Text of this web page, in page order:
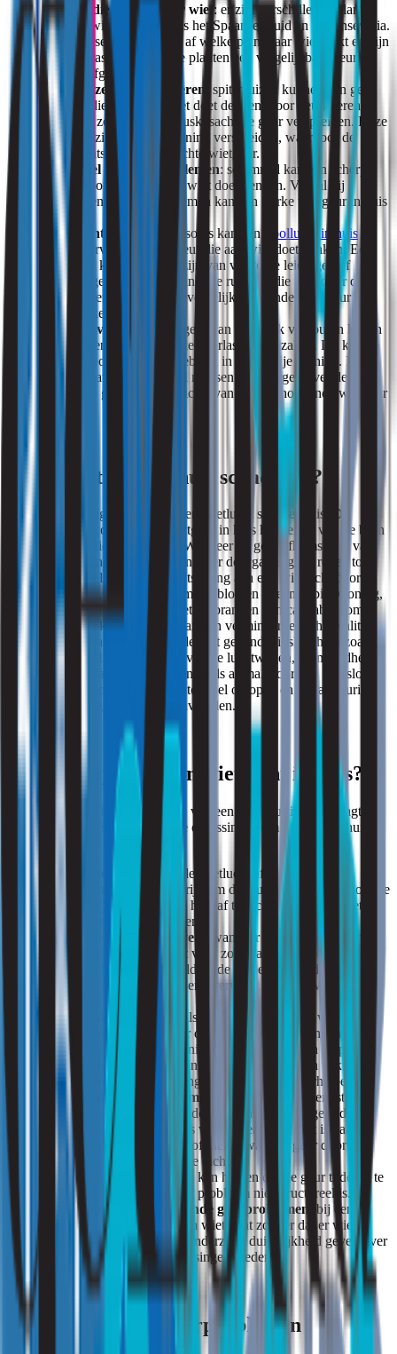
Planten die ruiken naar wiet: er zijn verschillende planten
die naar wiet ruiken, zoals het Spaanse kruid en de sanseveria.
Veel mensen vragen zich af welke plant naar wiet ruikt en zijn
vaak verrast dat meerdere planten een vergelijkbare geur
kunnen afgeven.
Spitsmuizen en geurklieren
: spitsmuizen kunnen een geur
afgeven die soms aan wiet doet denken, door geurklieren
waarmee ze een sterke muskusachtige geur verspreiden. Deze
geur kan zich door de woning verspreiden, waardoor de
indruk ontstaat van een echte wietgeur.
Schimmel en vochtproblemen: schimmel kan een scherpe
geur veroorzaken die aan wiet doet denken. Vooral bij
aanhoudende vochtproblemen kan een sterke wietgeur in huis
ontstaan.
Rioollucht en wietgeur
: soms kan een
rioollucht in huis
worden ervaren als een geur die aan wiet doet denken. Een
rioollucht kan afkomstig zijn van verstopte leidingen of
gebrekkige ventilatie in sanitaire ruimtes, die zich door de
woning verspreidt en een vergelijkbare hinderlijke geur kan
veroorzaken.
Overlast van buren
: de geur van wietrook van buren kan in
appartementen aanzienlijke overlast veroorzaken. Dit kan
komen door regelmatig gebruik in een nabije woning. In
zulke situaties maken veel mensen zich zorgen over de
mogelijke gezondheidsrisico’s van een aanhoudende wietgeur
Is een wietlucht in huis schadelijk?
Veel mensen vragen zich af of een wietlucht schadelijk is. De
gezondheidsrisico’s van een wietgeur in huis hangen af van de bron
en de concentratie van de geur. Wanneer de geur afkomstig is van
natuurlijke bronnen zoals planten, is er doorgaans geen reden tot
zorg. Echter, bij langdurige blootstelling aan een wietlucht door
cannabisgebruik, zoals bij regelmatig blowen in een nabije woning,
speelt ook fijnstof een rol. Bij het verbranden van cannabis komt
fijnstof vrij, wat kan bijdragen aan een verminderde luchtkwaliteit.
In sommige gevallen kan dit leiden tot gezondheidsklachten zoals
hoofdpijn, duizeligheid, irritatie van de luchtwegen, vermoeidheid
en verergering van aandoeningen zoals astma. Vooral in afgesloten
ruimtes kan de concentratie fijnstof snel oplopen en bij langdurige
blootstelling de gezondheid beïnvloeden.
Hoe verwijder je een wietlucht in huis?
De aanpak voor het verwijderen van een wietgeur in huis hangt af
van de oorzaak. Hier zijn enkele oplossingen om de geur uit huis te
: als de wietlucht afkomstig is van
spitsmuizen, is het belangrijk om de muizen te weren door alle
kleine gaatjes en kieren in huis af te dichten, zodat ze niet
meer binnen kunnen komen.
Chemische reactie met verf
: wanneer de geur voortkomt uit
een chemische reactie met verf, zorg dan voor goede
ventilatie. Mocht dit onvoldoende helpen, neem dan contact
op met de verfleverancier en overweeg een nieuwe dekkende
laag aan te brengen.
Rioollucht aanpakken
: als de geur afkomstig is van
rioolproblemen, controleer dan op verstopte leidingen of
gebrekkige ventilatie in sanitaire ruimtes. Het kan helpen om
deze ruimtes grondig te reinigen en eventueel een vakman in
te schakelen om verstoppingen of lekkages te verhelpen.
Overlast door buren verminderen : komt de overlast van
wietlucht van de buren, onderzoek dan waar de geur de
woning binnendringt, zoals via de meterkast. Het is vaak
effectief om kleine gaatjes of kieren waar de geur doorheen
komt zo goed mogelijk af te dichten.
Ventilatie
: goede ventilatie kan helpen om de geur tijdelijk te
verminderen, vooral als het probleem niet structureel is.
Onderzoek bij aanhoudende geurproblemen
: bij een
hardnekkige geur, zoals een wietlucht zonder dat er wiet
aanwezig is, kan een geuronderzoek duidelijkheid geven over
de bron en mogelijke oplossingen bieden.
Onderzoek naar geurproblemen